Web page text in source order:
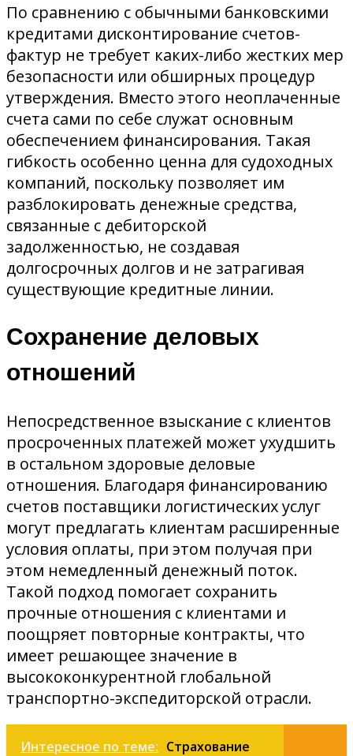
По сравнению с обычными банковскими
кредитами дисконтирование счетов-
фактур не требует каких-либо жестких мер
безопасности или обширных процедур
утверждения. Вместо этого неоплаченные
счета сами по себе служат основным
обеспечением финансирования. Такая
гибкость особенно ценна для судоходных
компаний, поскольку позволяет им
разблокировать денежные средства,
связанные с дебиторской
задолженностью, не создавая
долгосрочных долгов и не затрагивая
существующие кредитные линии.
Сохранение деловых
отношений
Непосредственное взыскание с клиентов
просроченных платежей может ухудшить
в остальном здоровые деловые
отношения. Благодаря финансированию
счетов поставщики логистических услуг
могут предлагать клиентам расширенные
условия оплаты, при этом получая при
этом немедленный денежный поток.
Такой подход помогает сохранить
прочные отношения с клиентами и
поощряет повторные контракты, что
имеет решающее значение в
высококонкурентной глобальной
транспортно-экспедиторской отрасли.
Интересное по теме: Страхование